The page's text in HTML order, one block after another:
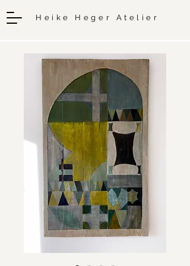
Heike Heger Atelier